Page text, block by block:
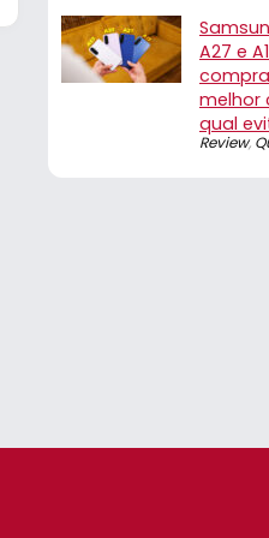
A27 e
melhor
qual
Review,